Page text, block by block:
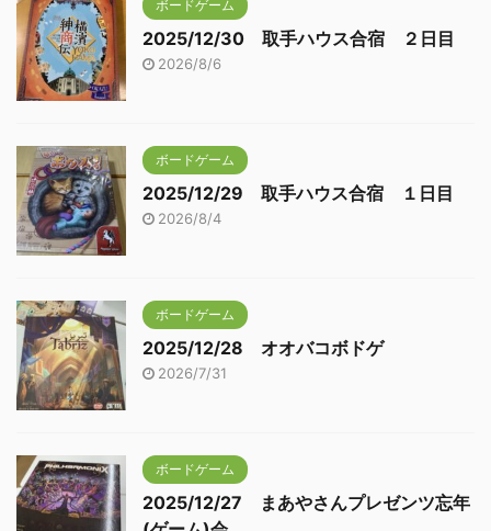
ボードゲーム
2025/12/30 取手ハウス合宿 ２日目
2026/8/6
ボードゲーム
2025/12/29 取手ハウス合宿 １日目
2026/8/4
ボードゲーム
2025/12/28 オオバコボドゲ
2026/7/31
ボードゲーム
2025/12/27 まあやさんプレゼンツ忘年